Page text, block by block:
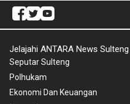
Jelajahi ANTARA News Sulteng
Seputar Sulteng
Polhukam
Ekonomi Dan Keuangan